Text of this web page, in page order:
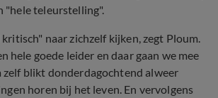
"hele teleurstelling".
naar zichzelf kijken, zegt Ploum.
hele goede leider en daar gaan we mee
zelf blikt donderdagochtend alweer
horen bij het leven. En vervolgens